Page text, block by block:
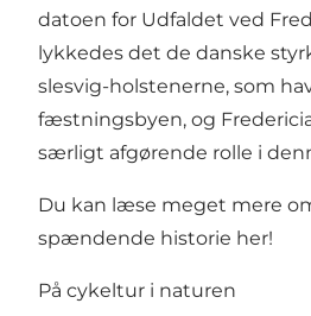
datoen for Udfaldet ved
lykkedes det de danske
slesvig-holstenerne, som
fæstningsbyen, og
særligt afgørende rolle i
Du kan læse meget mere
spændende historie her!
På cykeltur i naturen